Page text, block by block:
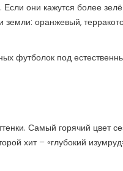
они кажутся более
оранжевый,
футболок под
Самый горячий цвет
хит – «глубокий